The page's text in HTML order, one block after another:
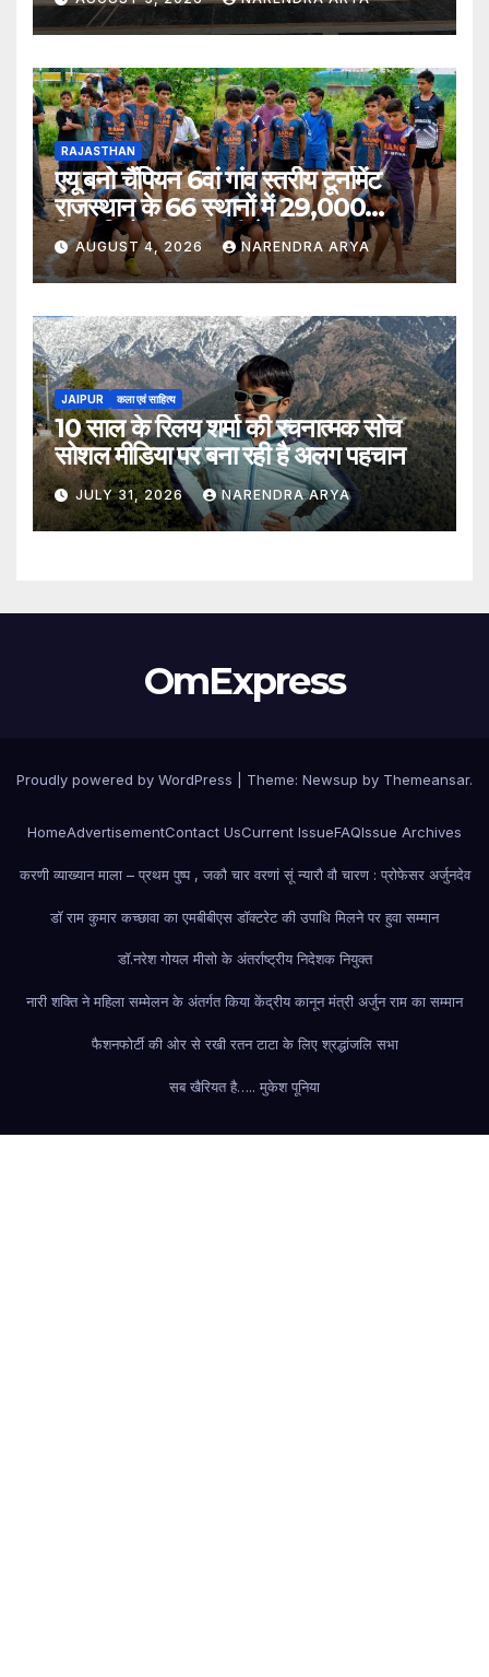
RAJASTHAN
एयू बनो चैंपियन 6वां गांव स्तरीय टूर्नामेंट
राजस्थान के 66 स्थानों में 29,000
खिलाड़ियों की भागीदारी के साथ संपन्न हुआ
AUGUST 4, 2026 NARENDRA ARYA
JAIPUR कला एवं साहित्य
10 साल के रिलय शर्मा की रचनात्मक सोच
सोशल मीडिया पर बना रही है अलग पहचान
JULY 31, 2026 NARENDRA ARYA
OmExpress
Proudly powered by WordPress Theme: Newsup by Themeansar.
HomeAdvertisementContact UsCurrent IssueFAQIssue Archives
करणी व्याख्यान माला – प्रथम पुष्प , जकौ चार वरणां सूं न्यारौ वौ चारण : प्रोफेसर अर्जुनदेव
डॉ राम कुमार कच्छावा का एमबीबीएस डॉक्टरेट की उपाधि मिलने पर हुवा सम्मान
डॉ.नरेश गोयल मीसो के अंतर्राष्ट्रीय निदेशक नियुक्त
नारी शक्ति ने महिला सम्मेलन के अंतर्गत किया केंद्रीय कानून मंत्री अर्जुन राम का सम्मान
फैशनफोर्टी की ओर से रखी रतन टाटा के लिए श्रद्धांजलि सभा
सब खैरियत है….. मुकेश पूनिया